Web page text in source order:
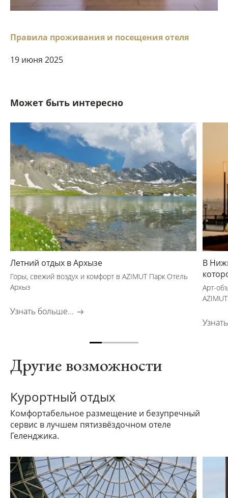
Правила проживания и посещения отеля
19 июня 2025
Может быть интересно
Летний отдых в Архызе
Горы, свежий воздух и комфорт в AZIMUT Парк Отель
Архыз
Узнать больше...
В
Арт-
Другие возможности
Курортный отдых
Комфортабельное размещение и безупречный
сервис в лучшем пятизвёздочном отеле
Геленджика.